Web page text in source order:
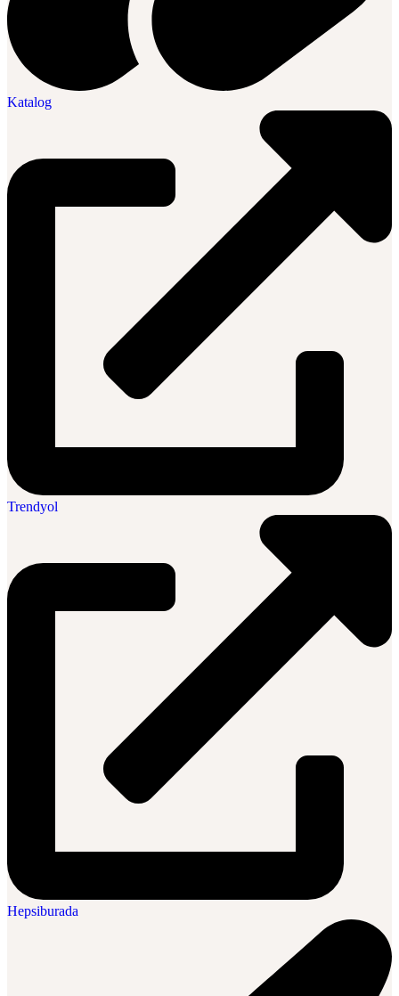
Katalog
Trendyol
Hepsiburada